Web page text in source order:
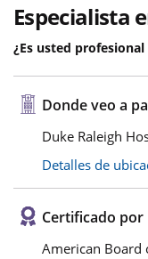
Especialista
¿Es usted profesional
Donde veo a
Duke Raleigh
Detalles de
Certificado por
American Board